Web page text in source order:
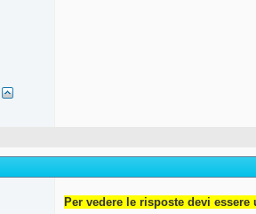
Per vedere le risposte devi